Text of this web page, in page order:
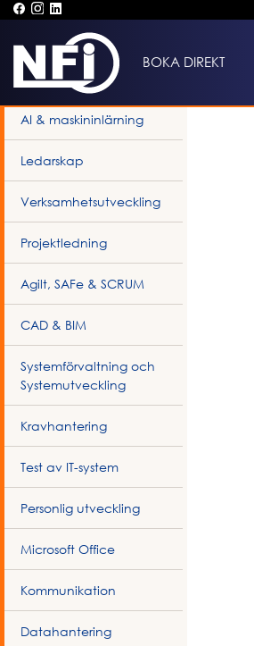
BOKA DIREKT
Kurskategorier
AI & maskininlärning
Ledarskap
Verksamhetsutveckling
Projektledning
Agilt, SAFe & SCRUM
CAD & BIM
Systemförvaltning och
Systemutveckling
Kravhantering
Test av IT-system
Personlig utveckling
Microsoft Office
Kommunikation
Datahantering